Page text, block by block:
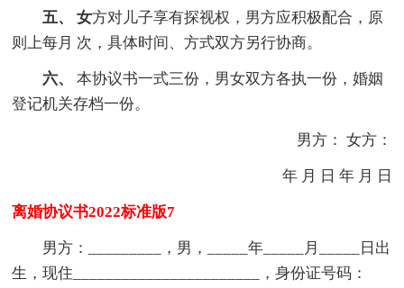
五、 女方对儿子享有探视权，男方应积极配合，原
则上每月 次，具体时间、方式双方另行协商。
六、
本协议书一式三份，男女双方各执一份，婚姻
登记机关存档一份。
男方： 女方：
年 月 日 年 月 日
离婚协议书2022标准版7
男方：_________，男，_____年_____月_____日出
生，现住_______________________，身份证号码：